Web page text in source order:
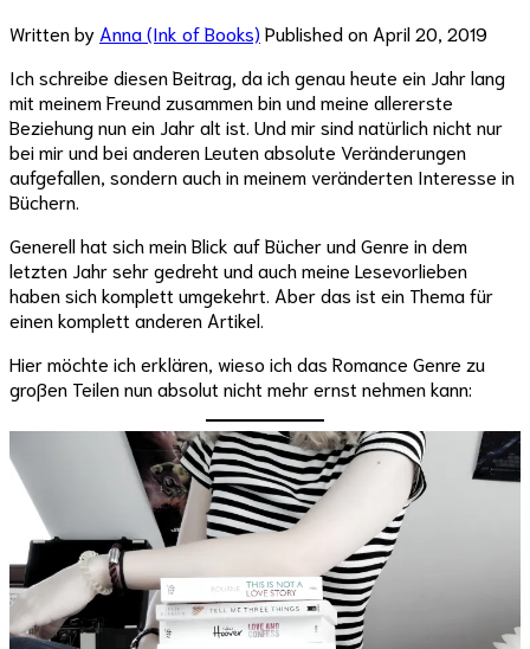
Written by Anna (Ink of Books) Published on April 20, 2019
Ich schreibe diesen Beitrag, da ich genau heute ein Jahr lang
mit meinem Freund zusammen bin und meine allererste
Beziehung nun ein Jahr alt ist. Und mir sind natürlich nicht nur
bei mir und bei anderen Leuten absolute Veränderungen
aufgefallen, sondern auch in meinem veränderten Interesse in
Büchern.
Generell hat sich mein Blick auf Bücher und Genre in dem
letzten Jahr sehr gedreht und auch meine Lesevorlieben
haben sich komplett umgekehrt. Aber das ist ein Thema für
einen komplett anderen Artikel.
Hier möchte ich erklären, wieso ich das Romance Genre zu
großen Teilen nun absolut nicht mehr ernst nehmen kann: